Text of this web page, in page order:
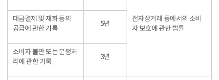
전자상거래 등에서의 소비
자 보호에 관한 법률
대금결제 및 재화 등의
공급에 관한 기록
5년
소비자 불만 또는 분쟁처
리에 관한 기록
3년